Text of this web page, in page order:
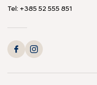
Tel: +385 52 555 851